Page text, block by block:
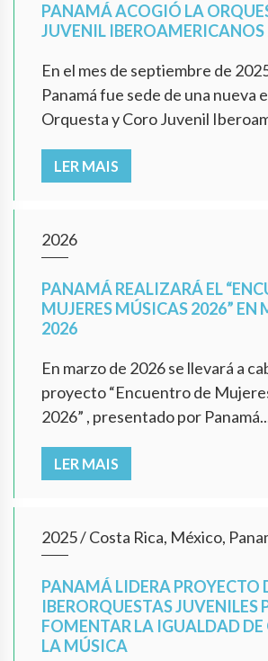
PANAMÁ ACOGIÓ LA
JUVENIL IBEROAMERICANOS
En el mes de septiembre de
Panamá fue sede de una nueva
Orquesta y Coro Juvenil
LER MAIS
2026
PANAMÁ REALIZARÁ EL
MUJERES MÚSICAS 2026” EN
2026
En marzo de 2026 se llevará a
proyecto “Encuentro de
2026” , presentado por
LER MAIS
2025/Costa Rica, México,
PANAMÁ LIDERA PROYECTO
IBERORQUESTAS JUVENILES
FOMENTAR LA IGUALDAD DE
LA MÚSICA